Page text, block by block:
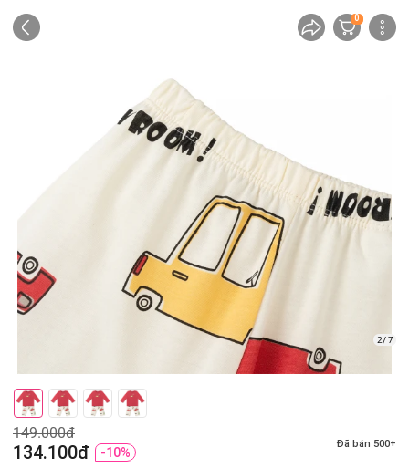
0
2/ 7
149.000đ
134.100đ -10%
Đã bán 500+